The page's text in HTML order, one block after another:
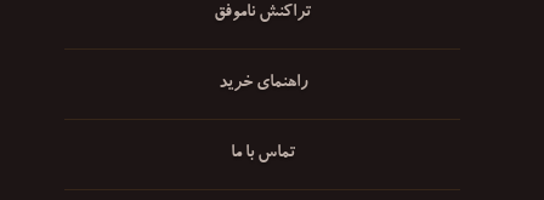
تراکنش ناموفق
راهنمای خرید
تماس با ما